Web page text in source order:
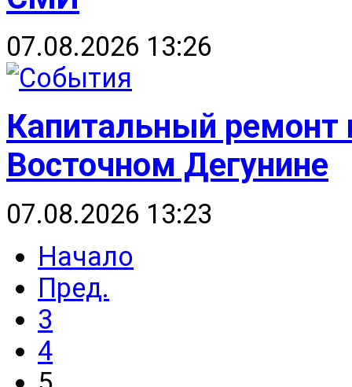
07.08.2026 13:26
Капитальный ремонт
Восточном Дегунине
07.08.2026 13:23
Начало
Пред.
3
4